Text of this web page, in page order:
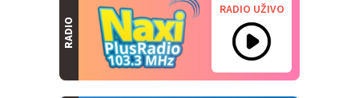
RADIO
RADIO UŽIVO